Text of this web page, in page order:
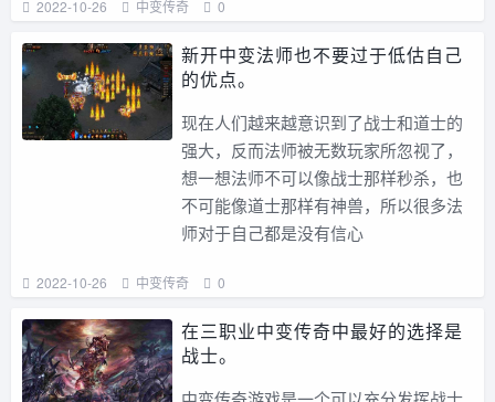
2022-10-26 中变传奇 0
新开中变法师也不要过于低估自己
的优点。
现在人们越来越意识到了战士和道士的
强大，反而法师被无数玩家所忽视了，
想一想法师不可以像战士那样秒杀，也
不可能像道士那样有神兽，所以很多法
师对于自己都是没有信心
2022-10-26 中变传奇 0
在三职业中变传奇中最好的选择是
战士。